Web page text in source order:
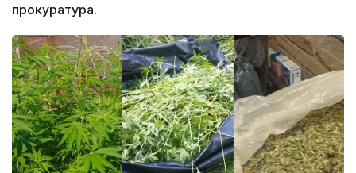
прокуратура.